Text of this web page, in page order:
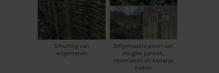
Schutting van
wilgentenen
Zelfgemaakte poort van
douglas panken,
rasterlatten en kastanje
balken